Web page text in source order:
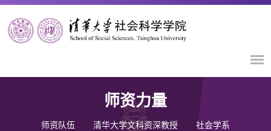
师资力量
师资队伍 清华大学文科资深教授
社会学系